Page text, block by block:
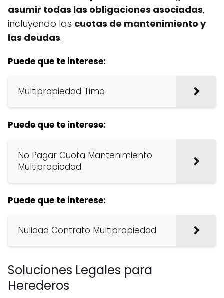
asumir todas las obligaciones asociadas,
incluyendo las cuotas de mantenimiento y
las deudas.
Puede que te interese:
Multipropiedad Timo
Puede que te interese:
No Pagar Cuota Mantenimiento
Multipropiedad
Puede que te interese:
Nulidad Contrato Multipropiedad
Soluciones Legales para
Herederos